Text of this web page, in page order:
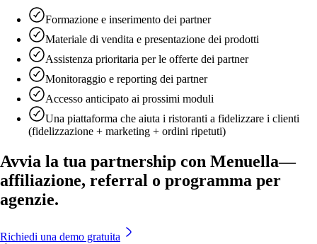
Formazione e inserimento dei partner
Materiale di vendita e presentazione dei prodotti
Assistenza prioritaria per le offerte dei partner
Monitoraggio e reporting dei partner
Accesso anticipato ai prossimi moduli
Una piattaforma che aiuta i ristoranti a fidelizzare i clienti
(fidelizzazione + marketing + ordini ripetuti)
Avvia la tua partnership con Menuella—
affiliazione, referral o programma per
agenzie.
Richiedi una demo gratuita